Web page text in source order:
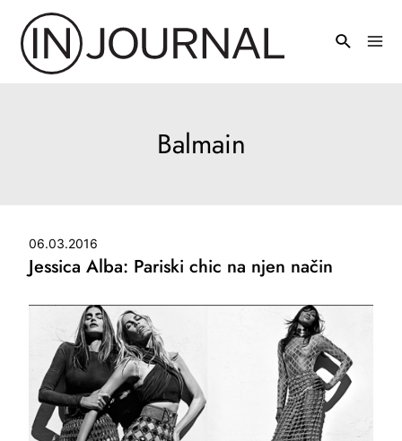
sadržaj
Balmain
06.03.2016
Jessica Alba: Pariski chic na njen način